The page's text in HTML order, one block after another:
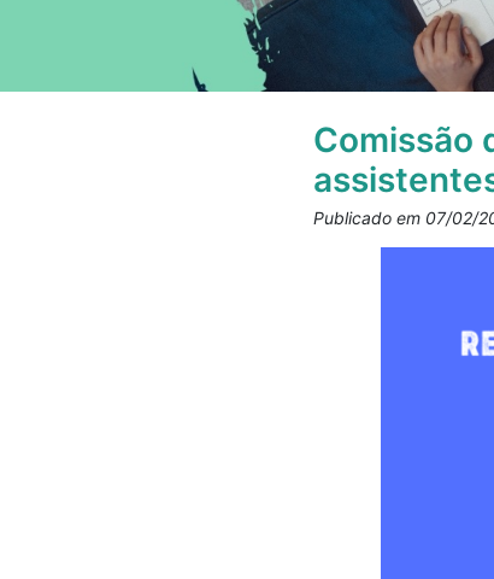
Comissão
Publicado em 07/02/